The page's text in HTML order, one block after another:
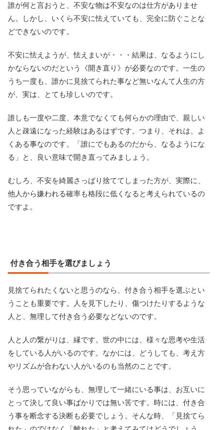
誰が何と言おうと、不安な物は不安なのは仕方がありませ
ん。しかし、いくら不安に怯えていても、完全に防ぐことな
どできないのです。
不安に怯えようが、怯えまいが・・・結果は、なるようにし
かならないのだという《開き直り》が必要なのです。一生の
うち一度も、誰かに見捨てられた事など無いなんて人生の方
が、実は、とても珍しいのです。
誰しも一度や二度、本意でなくても何らかの理由で、親しい
人と疎遠になった経験はあるはずです。つまり、それは、よ
くある事なのです。「誰にでもあるのだから、なるようにな
る」と、良い意味で開き直ってみましょう。
むしろ、不安を綺麗さっぱり捨ててしまった方が、実際に、
他人から嫌われる確率も格段に低くなると考えられているの
ですよ。
付き合う相手を選びましょう
見捨てられたくないと思うのなら、付き合う相手を選ぶとい
うことも重要です。人を見下したり、傷つけたりするような
人と、無理して付き合う必要などないのです。
人と人の繋がりは、縁です。世の中には、様々な思考や生活
をしている人がいるのです。なかには、どうしても、考え方
やリズムが合わない人がいるのも当然のことです。
そう思っていながらも、無理して一緒にいる事は、お互いに
とって決して良い事ばかりでは無い筈です。時には、付き合
う事を断念する決断も必要でしょう。そんな時、「見捨てら